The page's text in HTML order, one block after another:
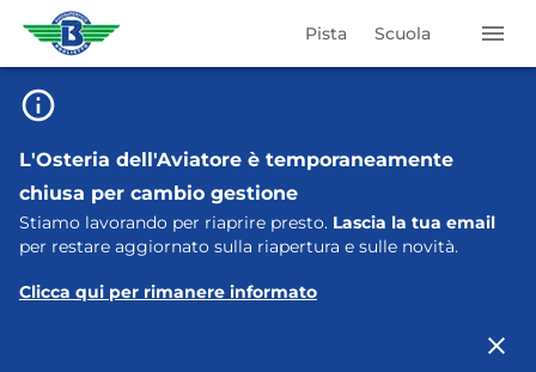
Pista Scuola
L'Osteria dell'Aviatore è temporaneamente
chiusa per cambio gestione
Stiamo lavorando per riaprire presto. Lascia la tua email
per restare aggiornato sulla riapertura e sulle novità.
Clicca qui per rimanere informato